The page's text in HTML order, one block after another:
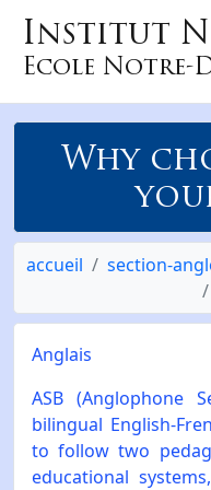
Institut
Ecole Notre-
Why
accueil section-
Anglais
ASB (Anglophone
bilingual English-
to follow two
educational